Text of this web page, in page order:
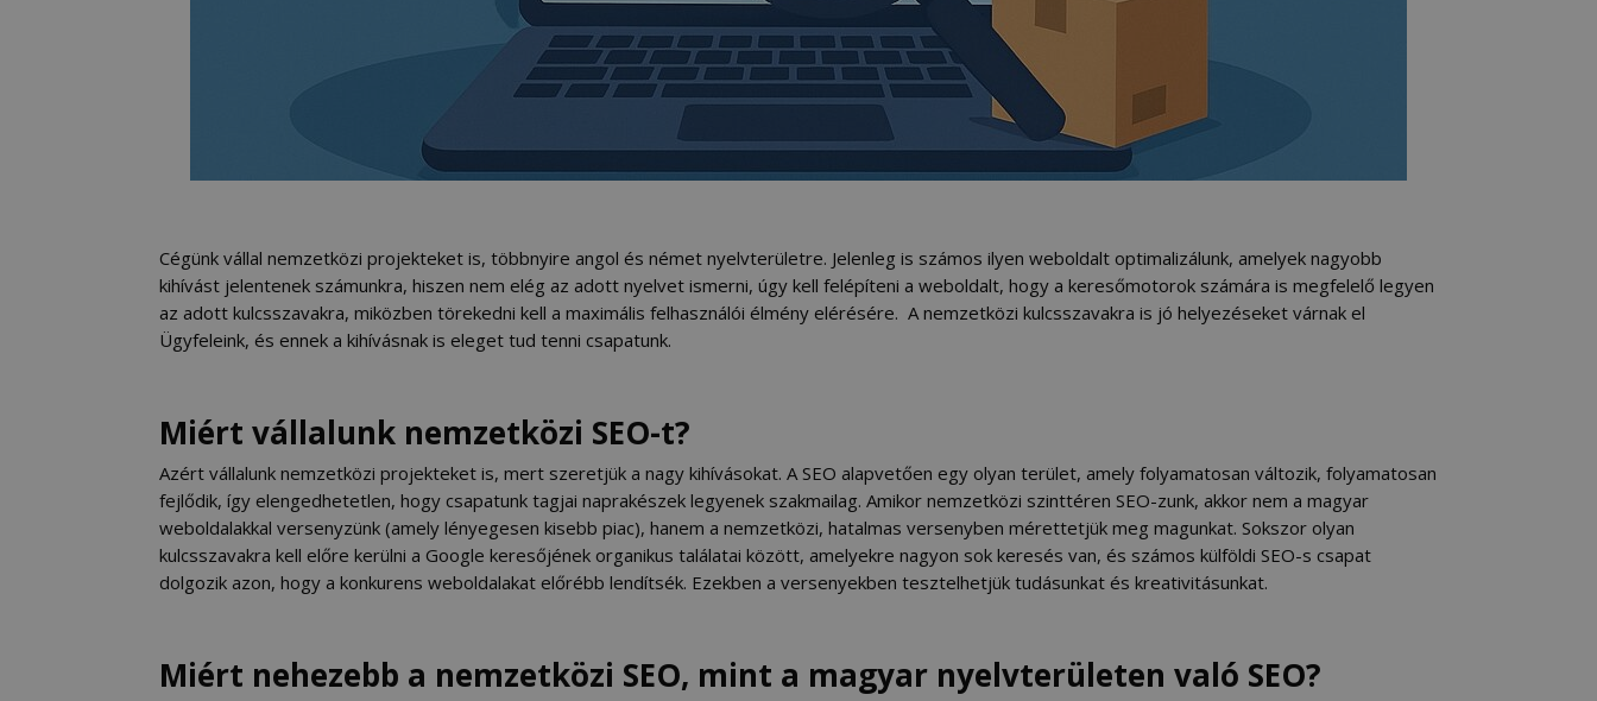
Cégünk vállal nemzetközi projekteket is, többnyire angol és német nyelvterületre. Jelenleg is számos ilyen weboldalt optimalizálunk, amelyek nagyobb
kihívást jelentenek számunkra, hiszen nem elég az adott nyelvet ismerni, úgy kell felépíteni a weboldalt, hogy a keresőmotorok számára is megfelelő legyen
az adott kulcsszavakra, miközben törekedni kell a maximális felhasználói élmény elérésére. A nemzetközi kulcsszavakra is jó helyezéseket várnak el
Ügyfeleink, és ennek a kihívásnak is eleget tud tenni csapatunk.
Miért vállalunk nemzetközi SEO-t?
Azért vállalunk nemzetközi projekteket is, mert szeretjük a nagy kihívásokat. A SEO alapvetően egy olyan terület, amely folyamatosan változik, folyamatosan
fejlődik, így elengedhetetlen, hogy csapatunk tagjai naprakészek legyenek szakmailag. Amikor nemzetközi szinttéren SEO-zunk, akkor nem a magyar
weboldalakkal versenyzünk (amely lényegesen kisebb piac), hanem a nemzetközi, hatalmas versenyben mérettetjük meg magunkat. Sokszor olyan
kulcsszavakra kell előre kerülni a Google keresőjének organikus találatai között, amelyekre nagyon sok keresés van, és számos külföldi SEO-s csapat
dolgozik azon, hogy a konkurens weboldalakat előrébb lendítsék. Ezekben a versenyekben tesztelhetjük tudásunkat és kreativitásunkat.
Miért nehezebb a nemzetközi SEO, mint a magyar nyelvterületen való SEO?